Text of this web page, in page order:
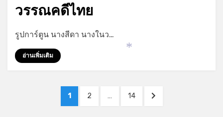
วรรณคดีไทย
admin
รูปการ์ตูน นางสีดา นางในว…
อ่านเพิ่มเติม
pagination
PAGE
1 PAGE
2 … PAGE
14
NEXT